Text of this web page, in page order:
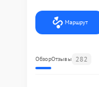
Маршрут
ОбзорОтзывы 282